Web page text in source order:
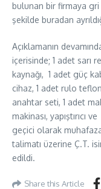
bulunan bir firmaya gri
şekilde buradan
Açıklamanın
içerisinde; 1 adet sarı
kaynağı, 1 adet güç
cihaz, 1 adet rulo
anahtar seti, 1 adet
makinası, yapıştırıcı
geçici olarak muhafaza
talimatı üzerine Ç.T.
edildi.
Share this Article